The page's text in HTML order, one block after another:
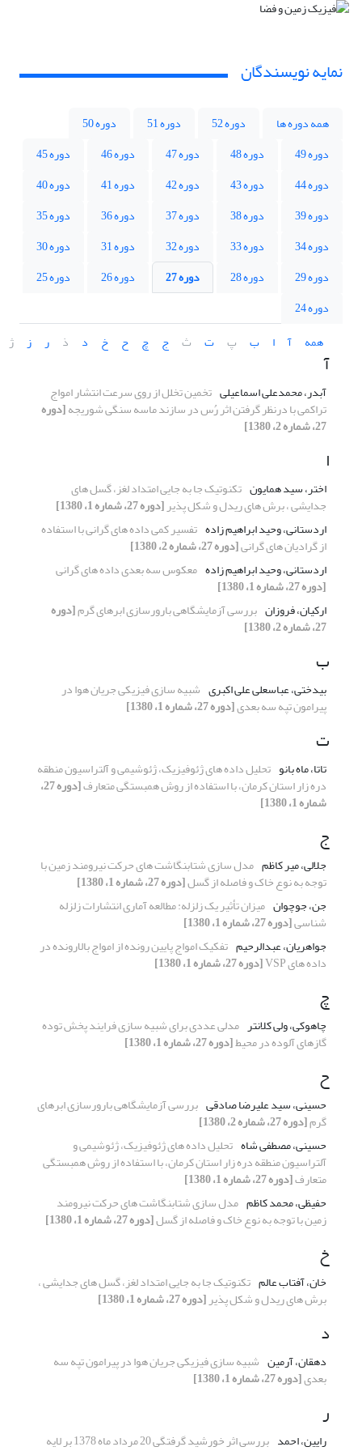
نمایه نویسندگان
همه دوره ها دوره 52 دوره 51
دوره 50
دوره 49
دوره 48 دوره 47 دوره 46
دوره 45
دوره 44
دوره 43 دوره 42 دوره 41
دوره 40
دوره 39
دوره 38 دوره 37 دوره 36
دوره 35
دوره 34
دوره 33 دوره 32 دوره 31
دوره 30
دوره 29
دوره 28 دوره 27 دوره 26
دوره 25
دوره 24
همه
آ ا ب پ ت ث ج چ ح خ د ذ ر ز ژ
آ
آبدر، محمدعلی اسماعیلی تخمین تخلل از روی سرعت انتشار امواج
تراکمی با درنظر گرفتن اثر رُس در سازند ماسه سنگی شوریجه[دوره
27، شماره 2، 1380]
ا
اختر، سید همایون تکنوتیک جا به جایی امتداد لغز، گسل های
جدایشی ، برش های ریدل و شکل پذیر[دوره 27، شماره 1، 1380]
اردستانی، وحید ابراهیم زاده تفسیر کمی داده های گرانی با استفاده
از گرادیان های گرانی[دوره 27، شماره 2، 1380]
اردستانی، وحید ابراهیم زاده معکوس سه بعدی داده های گرانی
[دوره 27، شماره 1، 1380]
ارکیان، فروزان بررسی آزمایشگاهی بارورسازی ابرهای گرم[دوره
27، شماره 2، 1380]
ب
بیدختی، عباسعلی علی اکبری شبیه سازی فیزیکی جریان هوا در
پیرامون تپه سه بعدی[دوره 27، شماره 1، 1380]
ت
تاتا، ماه بانو تحلیل داده های ژئوفیزیک، ژئوشیمی و آلتراسیون منطقه
دره زار استان کرمان، با استفاده از روش همبستگی متعارف [دوره 27،
شماره 1، 1380]
ج
جلالی، میر کاظم مدل سازی شتابنگاشت های حرکت نیرومند زمین با
توجه به نوع خاک و فاصله از گسل[دوره 27، شماره 1، 1380]
جن، جوچوان میزان تأثیر یک زلزله: مطالعه آماری انتشارات زلزله
شناسی[دوره 27، شماره 1، 1380]
جواهریان، عبدالرحیم تفکیک امواج پایین رونده از امواج بالارونده در
داده های VSP [دوره 27، شماره 1، 1380]
چ
چاهوکی، ولی کلانتر مدلی عددی برای شبیه سازی فرایند پخش توده
گازهای آلوده در محیط[دوره 27، شماره 1، 1380]
ح
حسینی، سید علیرضا صادقی بررسی آزمایشگاهی بارورسازی ابرهای
گرم[دوره 27، شماره 2، 1380]
حسینی، مصطفی شاه تحلیل داده های ژئوفیزیک، ژئوشیمی و
آلتراسیون منطقه دره زار استان کرمان، با استفاده از روش همبستگی
متعارف[دوره 27، شماره 1، 1380]
حفیظی، محمد کاظم مدل سازی شتابنگاشت های حرکت نیرومند
زمین با توجه به نوع خاک و فاصله از گسل[دوره 27، شماره 1، 1380]
خ
خان، آفتاب عالم تکنوتیک جا به جایی امتداد لغز، گسل های جدایشی ،
برش های ریدل و شکل پذیر[دوره 27، شماره 1، 1380]
د
دهقان، آرمین شبیه سازی فیزیکی جریان هوا در پیرامون تپه سه
بعدی[دوره 27، شماره 1، 1380]
ر
رایین، احمد بررسی اثر خورشید گرفتگی 20 مرداد ماه 1378 بر لایه